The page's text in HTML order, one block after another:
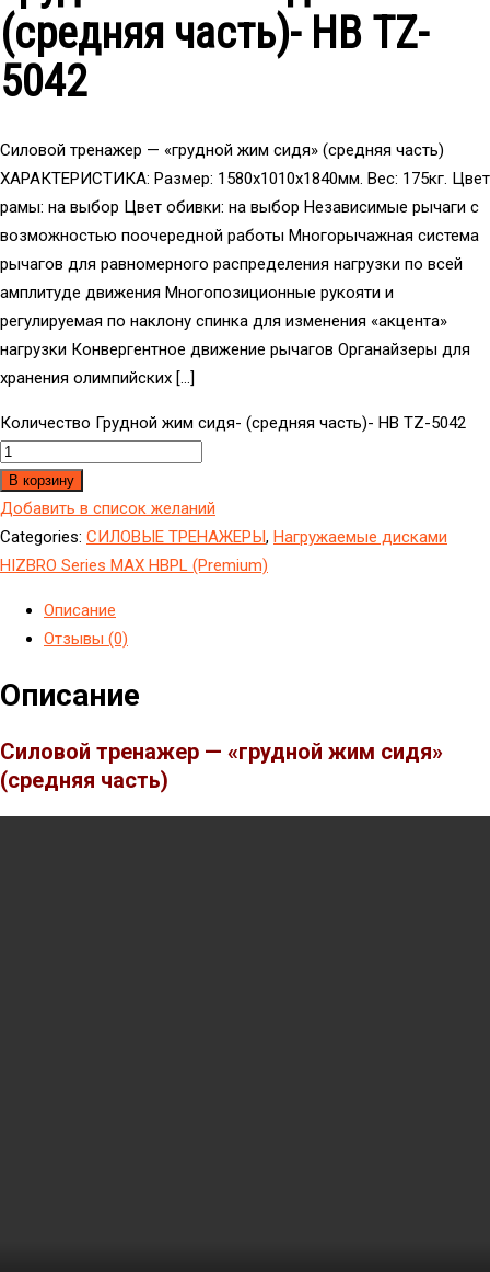
(средняя часть)- НВ TZ-
5042
Силовой тренажер — «грудной жим сидя» (средняя часть)
ХАРАКТЕРИСТИКА: Размер: 1580x1010x1840мм. Вес: 175кг. Цвет
рамы: на выбор Цвет обивки: на выбор Независимые рычаги с
возможностью поочередной работы Многорычажная система
рычагов для равномерного распределения нагрузки по всей
амплитуде движения Многопозиционные рукояти и
регулируемая по наклону спинка для изменения «акцента»
нагрузки Конвергентное движение рычагов Органайзеры для
хранения олимпийских […]
Количество Грудной жим сидя- (средняя часть)- НВ TZ-5042
В корзину
Добавить в список желаний
Categories: CИЛОВЫЕ ТРЕНАЖЕРЫ, Нагружаемые дисками
HIZBRO Series MAX HBPL (Premium)
Описание
Отзывы (0)
Описание
Силовой тренажер — «грудной жим сидя»
(средняя часть)